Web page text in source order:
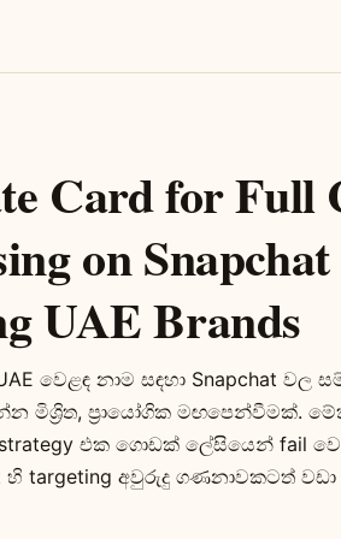
Card for Full
on
UAE Brands
වෙළඳ නාම සඳහා Snapchat වල
මිශ්‍රිත, ප්‍රායෝගික මඟපෙන්වීමක්.
strategy එක ගොඩක් ලේසියෙන් fail
හි targeting අවුරුදු ගණනාවකටත්